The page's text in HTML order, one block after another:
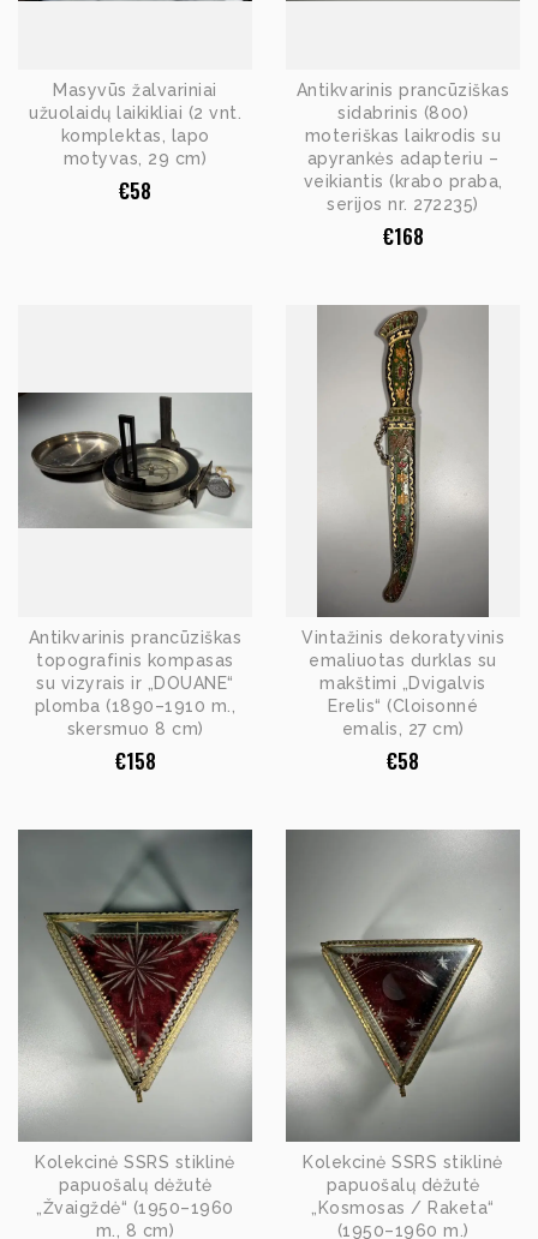
Masyvūs žalvariniai
užuolaidų laikikliai (2 vnt.
komplektas, lapo
motyvas, 29 cm)
€58
Antikvarinis prancūziškas
sidabrinis (800)
moteriškas laikrodis su
apyrankės adapteriu –
veikiantis (krabo praba,
serijos nr. 272235)
€168
Antikvarinis prancūziškas
topografinis kompasas
su vizyrais ir „DOUANE“
plomba (1890–1910 m.,
skersmuo 8 cm)
€158
Vintažinis dekoratyvinis
emaliuotas durklas su
makštimi „Dvigalvis
Erelis“ (Cloisonné
emalis, 27 cm)
€58
Kolekcinė SSRS stiklinė
papuošalų dėžutė
„Žvaigždė“ (1950–1960
m., 8 cm)
Kolekcinė SSRS stiklinė
papuošalų dėžutė
„Kosmosas / Raketa“
(1950–1960 m.)